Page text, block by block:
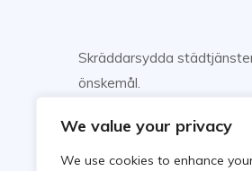
We value your privacy
We use cookies to enhance
Skräddarsydda
önskemål.
Njut av din fritid, vi sköter